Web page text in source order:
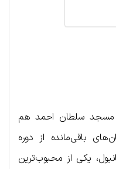
سلطان احمد هم
باقی‌مانده از دوره
یکی از محبوب‌ترین